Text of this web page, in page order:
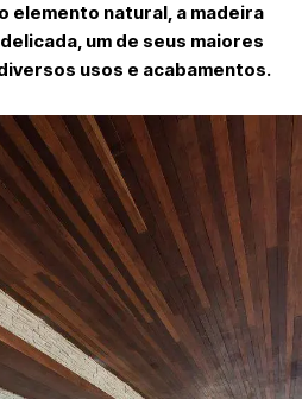
elemento natural, a madeira
um de seus maiores
usos e acabamentos.